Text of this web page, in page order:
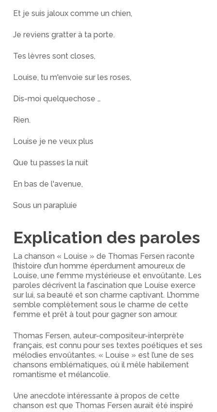
Et je suis jaloux comme un chien,
Je reviens gratter à ta porte.
Tes lèvres sont closes,
Louise, tu m'envoie sur les roses,
Dis-moi quelquechose …
Rien.
Louise je ne veux plus
Que tu passes la nuit
En bas de l'avenue,
Sous un parapluie
Explication des paroles
La chanson « Louise » de Thomas Fersen raconte
l’histoire d’un homme éperdument amoureux de
Louise, une femme mystérieuse et envoûtante. Les
paroles décrivent la fascination que Louise exerce
sur lui, sa beauté et son charme captivant. L’homme
semble complètement sous le charme de cette
femme et prêt à tout pour gagner son amour.
Thomas Fersen, auteur-compositeur-interprète
français, est connu pour ses textes poétiques et ses
mélodies envoûtantes. « Louise » est l’une de ses
chansons emblématiques, où il mêle habilement
romantisme et mélancolie.
Une anecdote intéressante à propos de cette
chanson est que Thomas Fersen aurait été inspiré